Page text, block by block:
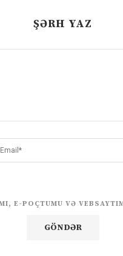
ŞƏRH YAZ
E-POÇTUMU VƏ